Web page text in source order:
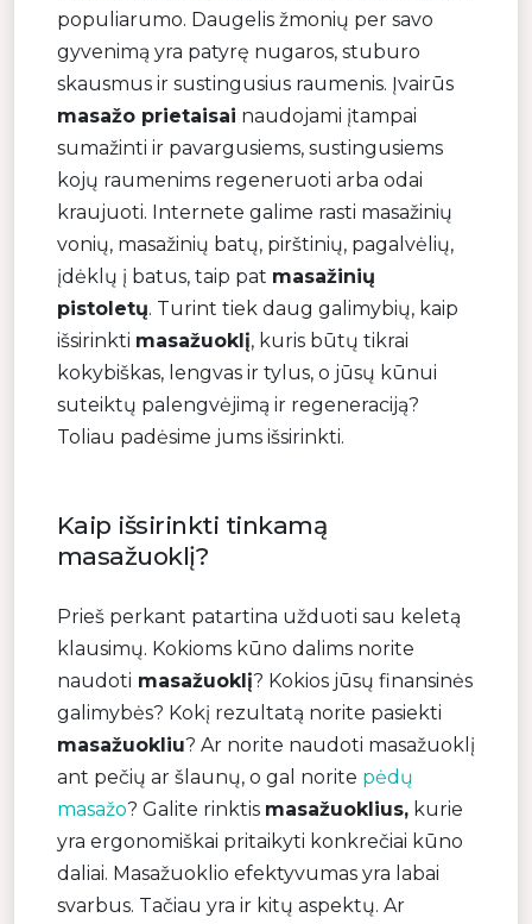
populiarumo. Daugelis žmonių per savo
gyvenimą yra patyrę nugaros, stuburo
skausmus ir sustingusius raumenis. Įvairūs
masažo prietaisai naudojami įtampai
sumažinti ir pavargusiems, sustingusiems
kojų raumenims regeneruoti arba odai
kraujuoti. Internete galime rasti masažinių
vonių, masažinių batų, pirštinių, pagalvėlių,
įdėklų į batus, taip pat masažinių
pistoletų. Turint tiek daug galimybių, kaip
išsirinkti masažuoklį, kuris būtų tikrai
kokybiškas, lengvas ir tylus, o jūsų kūnui
suteiktų palengvėjimą ir regeneraciją?
Toliau padėsime jums išsirinkti.
Kaip išsirinkti tinkamą
masažuoklį?
Prieš perkant patartina užduoti sau keletą
klausimų. Kokioms kūno dalims norite
naudoti masažuoklį? Kokios jūsų finansinės
galimybės? Kokį rezultatą norite pasiekti
masažuokliu? Ar norite naudoti masažuoklį
ant pečių ar šlaunų, o gal norite pėdų
masažo? Galite rinktis masažuoklius, kurie
yra ergonomiškai pritaikyti konkrečiai kūno
daliai. Masažuoklio efektyvumas yra labai
svarbus. Tačiau yra ir kitų aspektų. Ar